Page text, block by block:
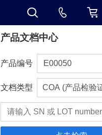
产品文档中心
产品编号
文档类型